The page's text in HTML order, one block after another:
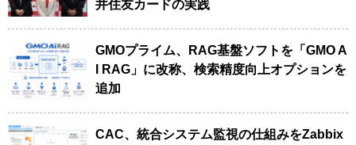
井住友カードの実践
GMOプライム、RAG基盤ソフトを「GMO A
I RAG」に改称、検索精度向上オプションを
追加
CAC、統合システム監視の仕組みをZabbix